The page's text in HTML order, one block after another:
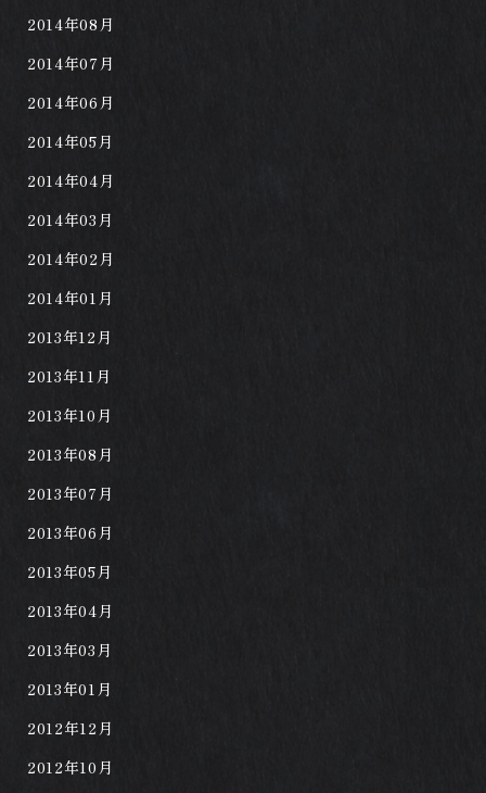
2014年08月
2014年07月
2014年06月
2014年05月
2014年04月
2014年03月
2014年02月
2014年01月
2013年12月
2013年11月
2013年10月
2013年08月
2013年07月
2013年06月
2013年05月
2013年04月
2013年03月
2013年01月
2012年12月
2012年10月